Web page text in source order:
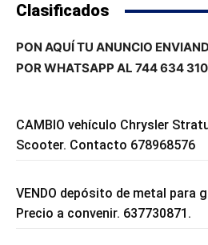
Clasificados
PON AQUÍ TU ANUNCIO
POR WHATSAPP AL 744 634 310
CAMBIO vehículo Chrysler
Scooter. Contacto 678968576
VENDO depósito de metal para
Precio a convenir. 637730871.